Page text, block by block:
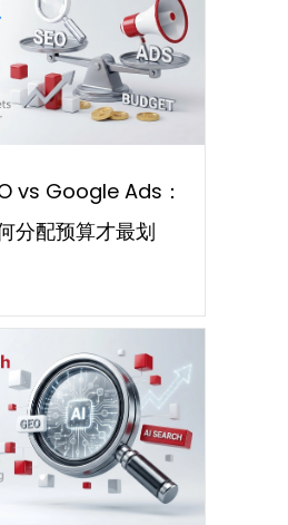
vs Google Ads：
分配预算才最划